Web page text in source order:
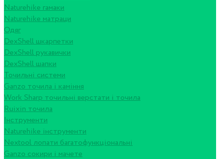
Naturehike гамаки
Naturehike матраци
Одяг
DexShell шкарпетки
DexShell рукавички
DexShell шапки
Точильні системи
Ganzo точила і каміння
Work Sharp точильні верстати і точила
Ruixin точила
Інструменти
Naturehike інструменти
Nextool лопати багатофункціональні
Ganzo сокири і мачете